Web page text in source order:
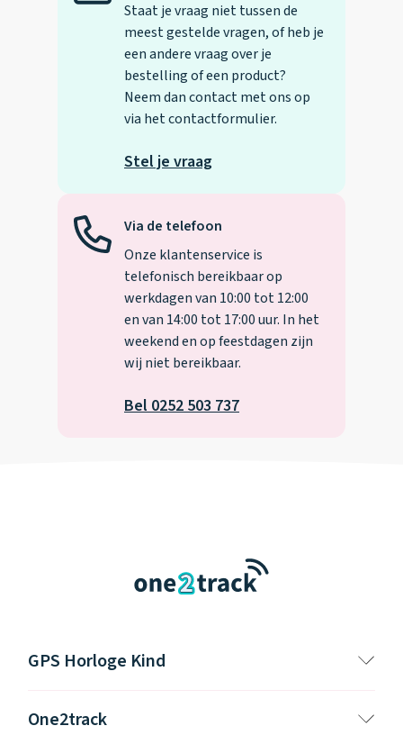
Via de telefoon
Onze klantenservice is
telefonisch bereikbaar op
werkdagen van 10:00 tot 12:00
en van 14:00 tot 17:00 uur. In het
weekend en op feestdagen zijn
wij niet bereikbaar.
Bel 0252 503 737
Staat je vraag niet tussen de
meest gestelde vragen, of heb je
een andere vraag over je
bestelling of een product?
Neem dan contact met ons op
via het contactformulier.
Stel je vraag
GPS Horloge Kind
One2track